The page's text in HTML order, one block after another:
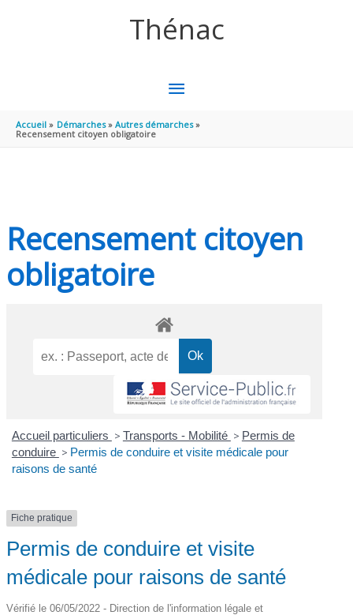
Thénac
MENU
PRINCIPAL
Accueil Démarches
Autres démarches
Recensement citoyen obligatoire
Recensement citoyen
obligatoire
Accueil particuliers > Transports - Mobilité > Permis de
conduire > Permis de conduire et visite médicale pour
raisons de santé
Fiche pratique
Permis de conduire et visite
médicale pour raisons de santé
Vérifié le 06/05/2022 - Direction de l'information légale et